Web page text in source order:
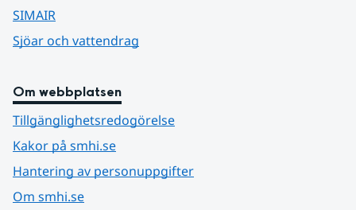
SIMAIR
Sjöar och vattendrag
Om webbplatsen
Tillgänglighetsredogörelse
Kakor på smhi.se
Hantering av personuppgifter
Om smhi.se